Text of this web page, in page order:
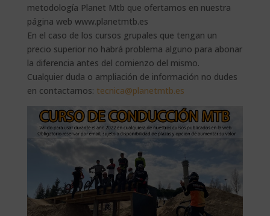
metodología Planet Mtb que ofertamos en nuestra
página web www.planetmtb.es
En el caso de los cursos grupales que tengan un
precio superior no habrá problema alguno para abonar
la diferencia antes del comienzo del mismo.
Cualquier duda o ampliación de información no dudes
en contactarnos: tecnica@planetmtb.es